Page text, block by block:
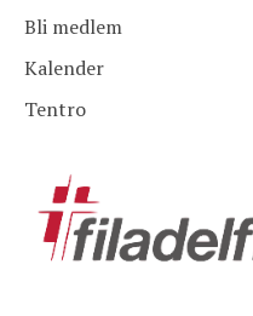
Bli medlem
Kalender
Tentro